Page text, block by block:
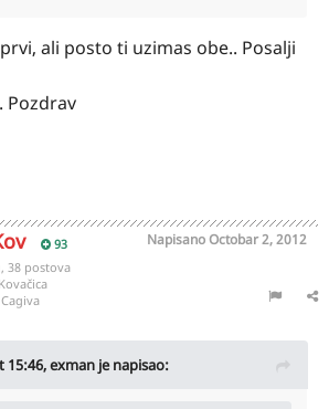
ali posto ti uzimas obe.. Posalji
Pozdrav
93 NapisanoOctobar 2, 2012
38 postova
Kovačica
Cagiva
15:46, exman je napisao: